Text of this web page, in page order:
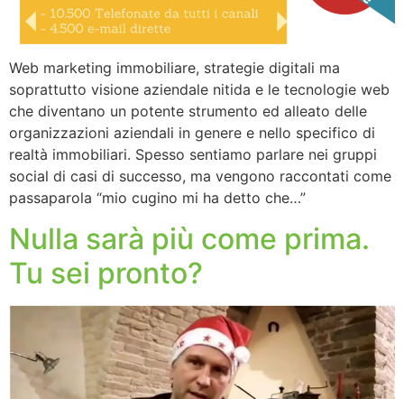
Web marketing immobiliare, strategie digitali ma
soprattutto visione aziendale nitida e le tecnologie web
che diventano un potente strumento ed alleato delle
organizzazioni aziendali in genere e nello specifico di
realtà immobiliari. Spesso sentiamo parlare nei gruppi
social di casi di successo, ma vengono raccontati come
passaparola “mio cugino mi ha detto che…”
Nulla sarà più come prima.
Tu sei pronto?